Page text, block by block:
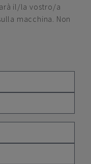
il/la vostro/a
macchina. Non